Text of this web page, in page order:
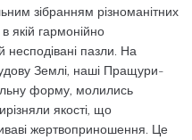
зібранням різноманітних
якій гармонійно
несподівані пазли. На
Землі, наші Пращури-
форму, молились
якості, що
жертвоприношення. Це